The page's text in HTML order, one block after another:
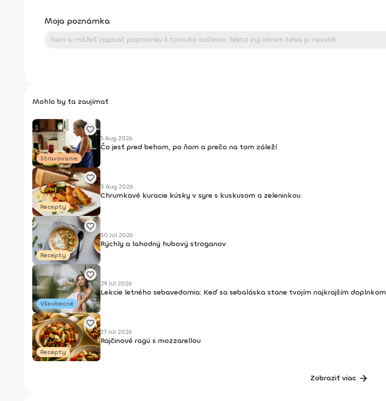
Moja poznámka
Mohlo by ťa zaujímať
Stravovanie
5 Aug 2026
Čo jesť pred behom, po ňom a prečo na tom záleží
Recepty
3 Aug 2026
Chrumkavé kuracie kúsky v syre s kuskusom a zeleninkou
Recepty
30 Júl 2026
Rýchly a lahodný hubový stroganov
Všeobecné
29 Júl 2026
Lekcie letného sebavedomia: Keď sa sebaláska stane tvojím najkrajším doplnkom
Recepty
27 Júl 2026
Rajčinové ragú s mozzarellou
Zobraziť viac